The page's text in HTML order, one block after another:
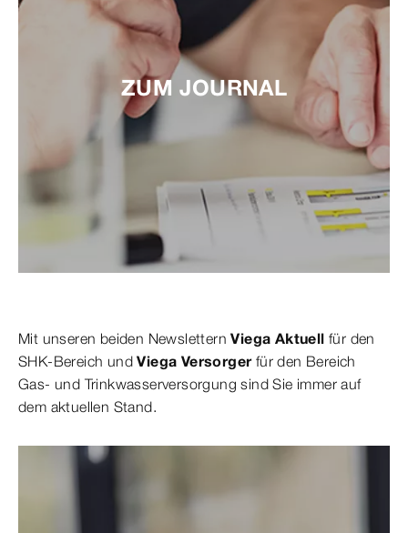
ZUM JOURNAL
Mit unseren beiden NewsletternViega Aktuell für den
SHK-Bereich undViega Versorgerfür den Bereich
Gas- und Trinkwasserversorgung sind Sie immer auf
dem aktuellen Stand.